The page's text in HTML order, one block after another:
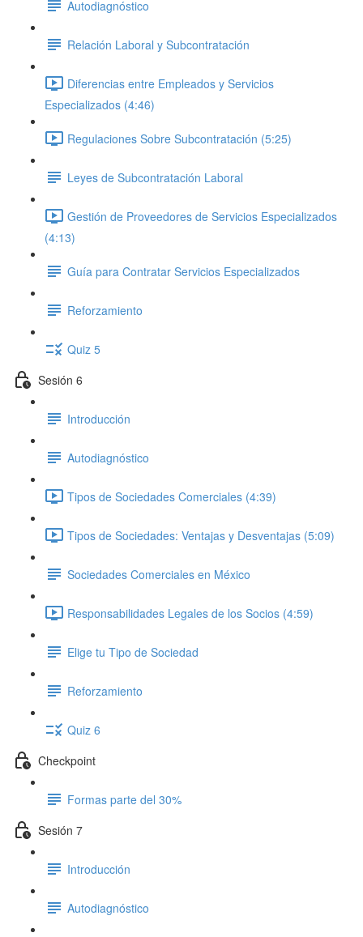
Autodiagnóstico
Relación Laboral y Subcontratación
Diferencias entre Empleados y Servicios
Especializados (4:46)
Regulaciones Sobre Subcontratación (5:25)
Leyes de Subcontratación Laboral
Gestión de Proveedores de Servicios Especializados
(4:13)
Guía para Contratar Servicios Especializados
Reforzamiento
Quiz 5
Sesión 6
Introducción
Autodiagnóstico
Tipos de Sociedades Comerciales (4:39)
Tipos de Sociedades: Ventajas y Desventajas (5:09)
Sociedades Comerciales en México
Responsabilidades Legales de los Socios (4:59)
Elige tu Tipo de Sociedad
Reforzamiento
Quiz 6
Checkpoint
Formas parte del 30%
Sesión 7
Introducción
Autodiagnóstico